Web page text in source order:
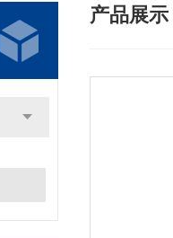
产品展示